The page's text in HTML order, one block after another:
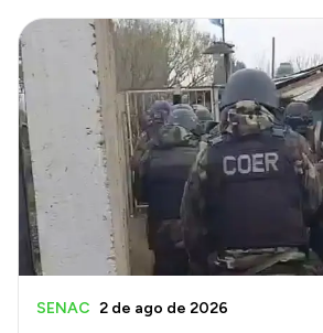
Autoridades
Consejos locales
Transparencia
Presupuesto
Boletín Oficial
Compras y licitaciones
Consulta de expedientes
SENAC 2 de ago de 2026